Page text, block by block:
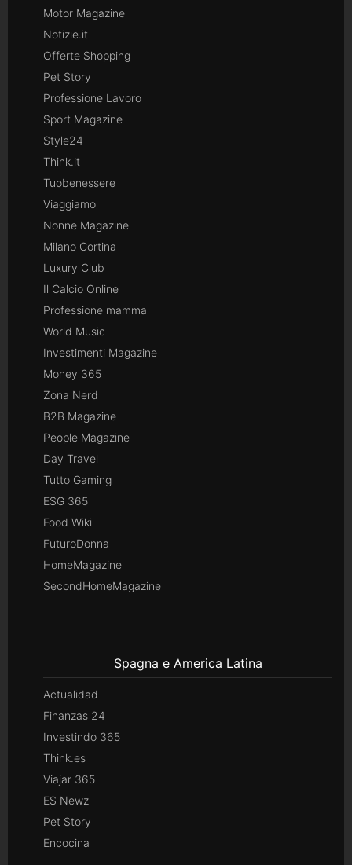
Motor Magazine
Notizie.it
Offerte Shopping
Pet Story
Professione Lavoro
Sport Magazine
Style24
Think.it
Tuobenessere
Viaggiamo
Nonne Magazine
Milano Cortina
Luxury Club
Il Calcio Online
Professione mamma
World Music
Investimenti Magazine
Money 365
Zona Nerd
B2B Magazine
People Magazine
Day Travel
Tutto Gaming
ESG 365
Food Wiki
FuturoDonna
HomeMagazine
SecondHomeMagazine
Spagna e America Latina
Actualidad
Finanzas 24
Investindo 365
Think.es
Viajar 365
ES Newz
Pet Story
Encocina